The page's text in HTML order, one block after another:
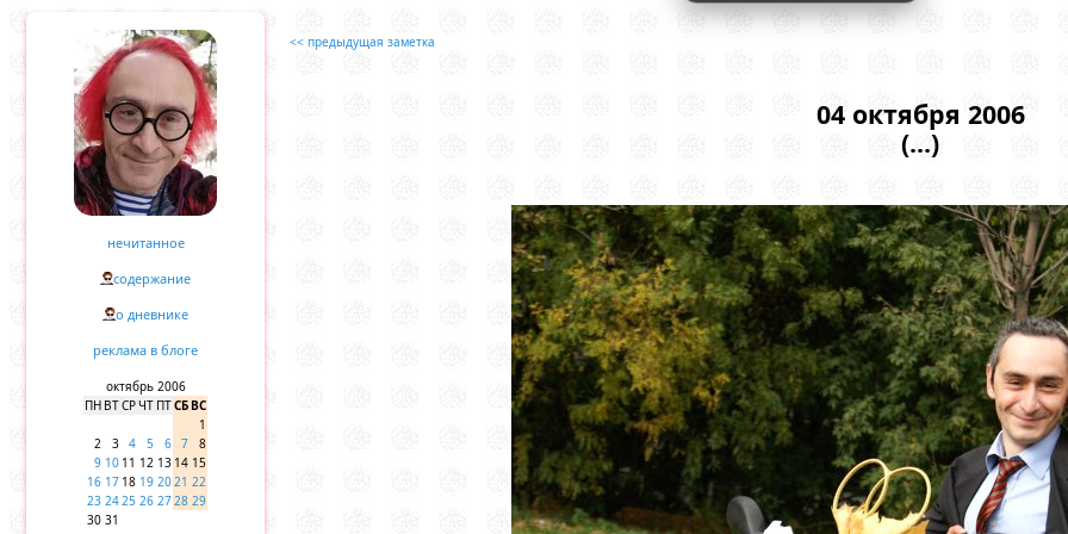
нечитанное
содержание
о дневнике
реклама в блоге
октябрь 2006
ПН ВТСРЧТ ПТСБВС
1
2
3 4 5 6 7
8
9 10 11 12 13 14 15
16 17 18 19 2021 22
23 2425 26 2728 29
30 31
<< предыдущая заметка
04 октября 2006
(...)